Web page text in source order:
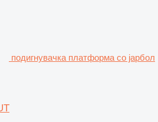
подигнувачка платформа со јарбол